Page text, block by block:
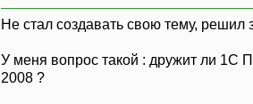
Не стал создавать свою тему, решил
У меня вопрос такой : дружит ли 1С
2008 ?